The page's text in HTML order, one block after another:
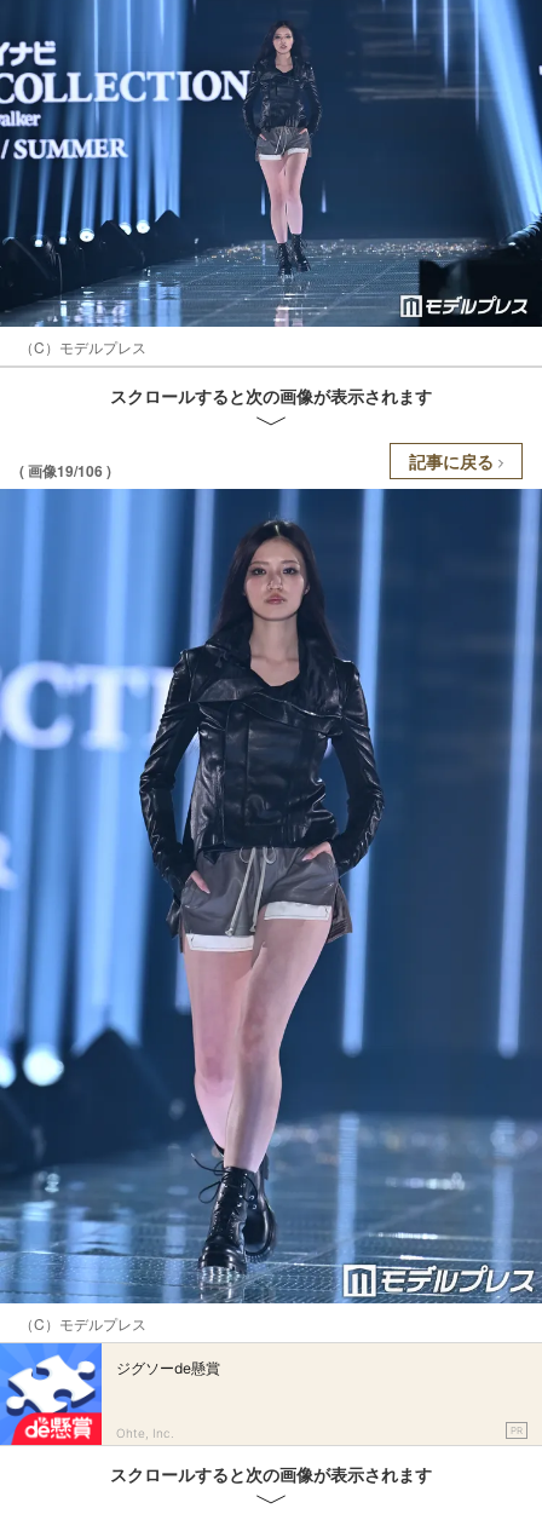
（C）モデルプレス
スクロールすると次の画像が表示されます
( 画像19/106 ) 記事に戻る
（C）モデルプレス
ジグソーde懸賞
Ohte, Inc. PR
スクロールすると次の画像が表示されます